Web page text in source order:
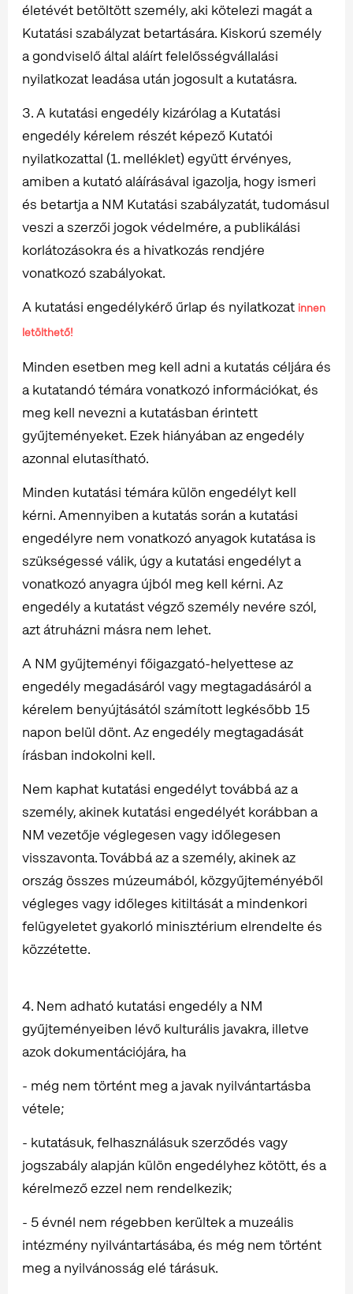
életévét betöltött személy, aki kötelezi magát a
Kutatási szabályzat betartására. Kiskorú személy
a gondviselő által aláírt felelősségvállalási
nyilatkozat leadása után jogosult a kutatásra.
3. A kutatási engedély kizárólag a Kutatási
engedély kérelem részét képező Kutatói
nyilatkozattal (1. melléklet) együtt érvényes,
amiben a kutató aláírásával igazolja, hogy ismeri
és betartja a NM Kutatási szabályzatát, tudomásul
veszi a szerzői jogok védelmére, a publikálási
korlátozásokra és a hivatkozás rendjére
vonatkozó szabályokat.
A kutatási engedélykérő űrlap és nyilatkozat innen
letölthető!
Minden esetben meg kell adni a kutatás céljára és
a kutatandó témára vonatkozó információkat, és
meg kell nevezni a kutatásban érintett
gyűjteményeket. Ezek hiányában az engedély
azonnal elutasítható.
Minden kutatási témára külön engedélyt kell
kérni. Amennyiben a kutatás során a kutatási
engedélyre nem vonatkozó anyagok kutatása is
szükségessé válik, úgy a kutatási engedélyt a
vonatkozó anyagra újból meg kell kérni. Az
engedély a kutatást végző személy nevére szól,
azt átruházni másra nem lehet.
A NM gyűjteményi főigazgató-helyettese az
engedély megadásáról vagy megtagadásáról a
kérelem benyújtásától számított legkésőbb 15
napon belül dönt. Az engedély megtagadását
írásban indokolni kell.
Nem kaphat kutatási engedélyt továbbá az a
személy, akinek kutatási engedélyét korábban a
NM vezetője véglegesen vagy időlegesen
visszavonta. Továbbá az a személy, akinek az
ország összes múzeumából, közgyűjteményéből
végleges vagy időleges kitiltását a mindenkori
felügyeletet gyakorló minisztérium elrendelte és
közzétette.
4. Nem adható kutatási engedély a NM
gyűjteményeiben lévő kulturális javakra, illetve
azok dokumentációjára, ha
- még nem történt meg a javak nyilvántartásba
vétele;
- kutatásuk, felhasználásuk szerződés vagy
jogszabály alapján külön engedélyhez kötött, és a
kérelmező ezzel nem rendelkezik;
- 5 évnél nem régebben kerültek a muzeális
intézmény nyilvántartásába, és még nem történt
meg a nyilvánosság elé tárásuk.